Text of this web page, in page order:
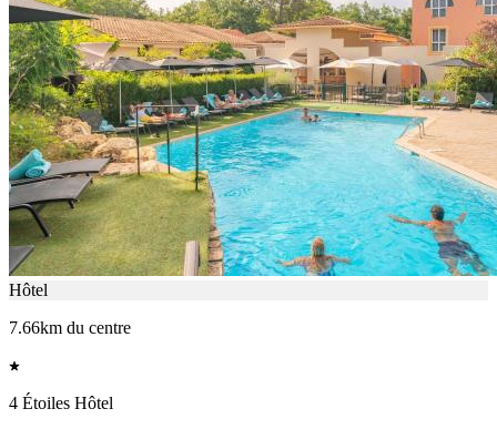
Hôtel
7.66km du centre
4 Étoiles Hôtel